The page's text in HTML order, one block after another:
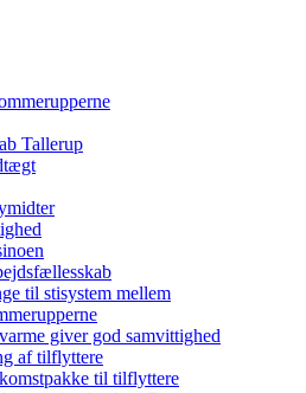
Tallerup
til stisystem mellem
giver god samvittighed
af tilflyttere
til tilflyttere